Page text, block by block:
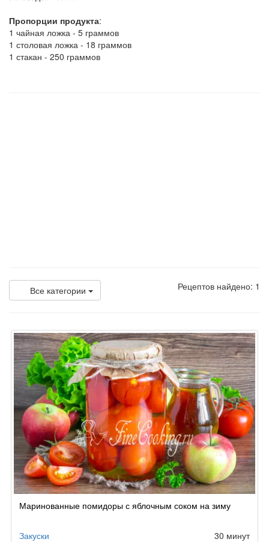
Пропорции продукта:
1 чайная ложка - 5 граммов
1 столовая ложка - 18 граммов
1 стакан - 250 граммов
Все категории Рецептов найдено: 1
Маринованные помидоры с яблочным соком на зиму
Закуски 30 минут